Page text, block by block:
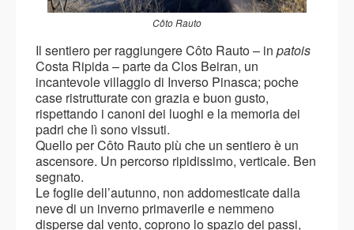
Côto Rauto
Il sentiero per raggiungere Côto Rauto – in patois
Costa Ripida – parte da Clos Beiran, un
incantevole villaggio di Inverso Pinasca; poche
case ristrutturate con grazia e buon gusto,
rispettando i canoni dei luoghi e la memoria dei
padri che lì sono vissuti.
Quello per Côto Rauto più che un sentiero è un
ascensore. Un percorso ripidissimo, verticale. Ben
segnato.
Le foglie dell’autunno, non addomesticate dalla
neve di un inverno primaverile e nemmeno
disperse dal vento, coprono lo spazio dei passi,